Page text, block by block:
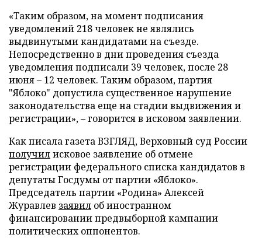
«Таким образом, на момент подписания
уведомлений 218 человек не являлись
выдвинутыми кандидатами на съезде.
Непосредственно в дни проведения съезда
уведомления подписали 39 человек, после 28
июня – 12 человек. Таким образом, партия
"Яблоко" допустила существенное нарушение
законодательства еще на стадии выдвижения и
регистрации», – говорится в исковом заявлении.
Как писала газета ВЗГЛЯД, Верховный суд России
получилисковое заявление об отмене
регистрации федерального списка кандидатов в
депутаты Госдумы от партии «Яблоко».
Председатель партии «Родина» Алексей
Журавлев заявил об иностранном
финансировании предвыборной кампании
политических оппонентов.